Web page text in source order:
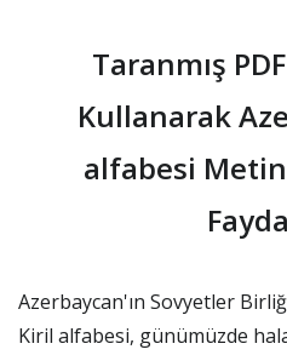
Taranmış
Kullanarak
alfabesi Metin
Azerbaycan'ın Sovyetler
Kiril alfabesi, günümüzde